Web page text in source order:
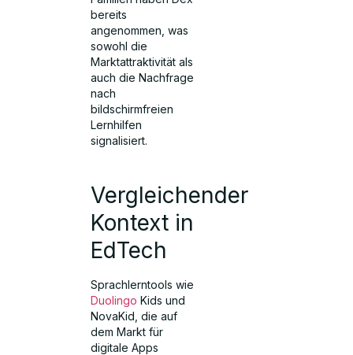
bereits
angenommen, was
sowohl die
Marktattraktivität als
auch die Nachfrage
nach
bildschirmfreien
Lernhilfen
signalisiert.
Vergleichender
Kontext in
EdTech
Sprachlerntools wie
Duolingo Kids und
NovaKid, die auf
dem Markt für
digitale Apps